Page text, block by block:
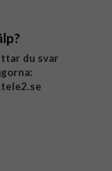
du svar